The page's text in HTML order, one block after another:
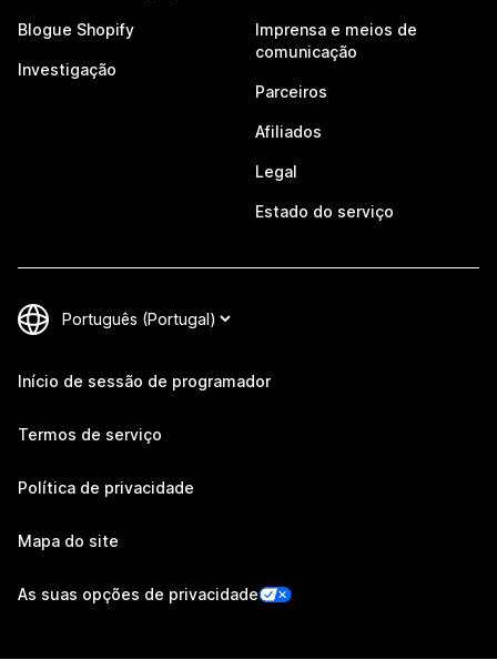
Blogue Shopify
Investigação
Imprensa e meios de
comunicação
Parceiros
Afiliados
Legal
Estado do serviço
Início de sessão de programador
Termos de serviço
Política de privacidade
Mapa do site
As suas opções de privacidade